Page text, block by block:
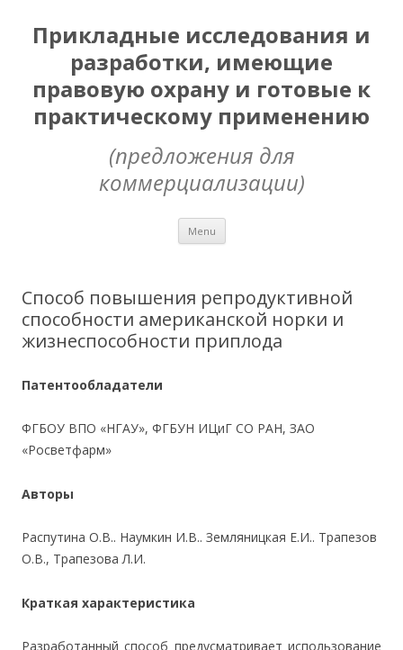
Прикладные исследования и
разработки, имеющие
правовую охрану и готовые к
практическому применению
(предложения для
коммерциализации)
Menu Skip
content
Способ повышения репродуктивной
способности американской норки и
жизнеспособности приплода
Патентообладатели
ФГБОУ ВПО «НГАУ», ФГБУН ИЦиГ СО РАН, ЗАО
«Росветфарм»
Авторы
Распутина О.В.. Наумкин И.В.. Земляницкая Е.И.. Трапезов
О.В., Трапезова Л.И.
Краткая характеристика
Разработанный способ предусматривает использование